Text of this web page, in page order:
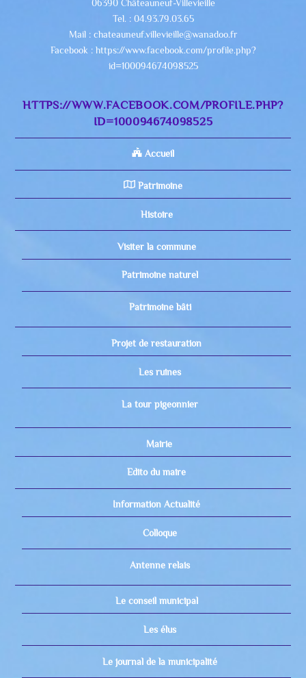
06390 Châteauneuf-Villevieille
Tel. : 04.93.79.03.65
Mail : chateauneuf.villevieille@wanadoo.fr
Facebook : https://www.facebook.com/profile.php?
id=100094674098525
HTTPS://WWW.FACEBOOK.COM/PROFILE.PHP?
ID=100094674098525
Accueil
Patrimoine
Histoire
Visiter la commune
Patrimoine naturel
Patrimoine bâti
Projet de restauration
Les ruines
La tour pigeonnier
Mairie
Edito du maire
Information Actualité
Colloque
Antenne relais
Le conseil municipal
Les élus
Le journal de la municipalité